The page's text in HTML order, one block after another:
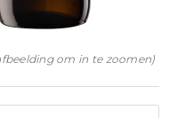
om in te zoomen)